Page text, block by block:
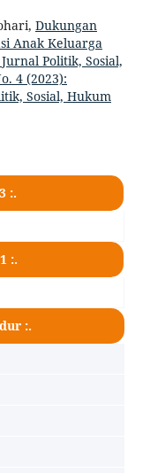
Dukungan
Anak Keluarga
Politik, Sosial,
4 (2023):
Sosial, Hukum
:.
:.
:.